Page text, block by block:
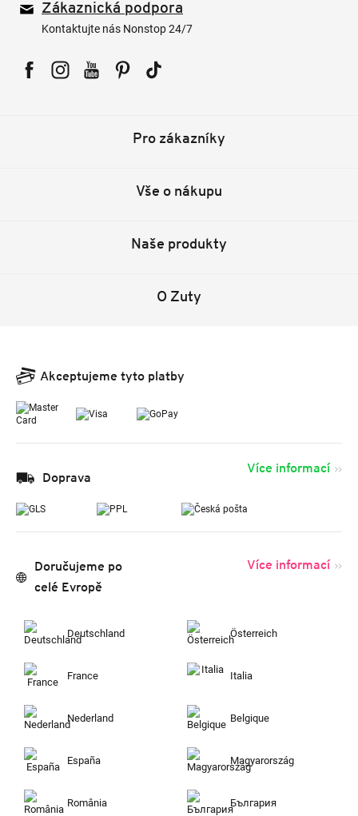
Zákaznická podpora
Kontaktujte nás Nonstop 24/7
Pro zákazníky
Vše o nákupu
Naše produkty
O Zuty
Akceptujeme tyto platby
Doprava
Více informací
Doručujeme po
celé Evropě
Více informací
Deutschland Österreich
France Italia
Nederland Belgique
España Magyarország
România България